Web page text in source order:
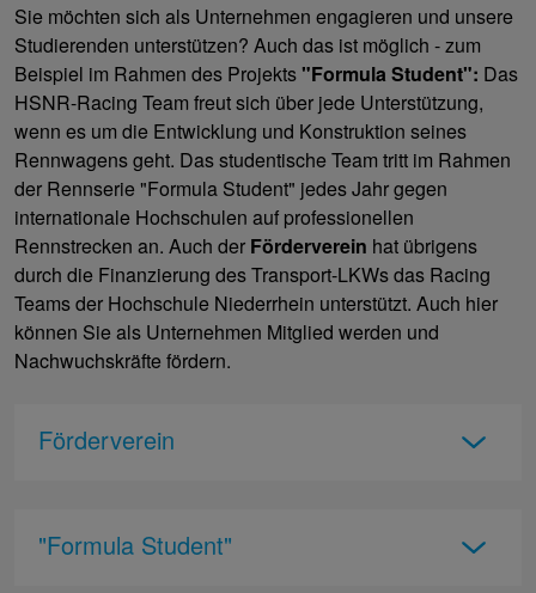
Sie möchten sich als Unternehmen engagieren und unsere
Studierenden unterstützen? Auch das ist möglich - zum
Beispiel im Rahmen des Projekts"Formula Student": Das
HSNR-Racing Team freut sich über jede Unterstützung,
wenn es um die Entwicklung und Konstruktion seines
Rennwagens geht. Das studentische Team tritt im Rahmen
der Rennserie "Formula Student" jedes Jahr gegen
internationale Hochschulen auf professionellen
Rennstrecken an. Auch der Förderverein hat übrigens
durch die Finanzierung des Transport-LKWs das Racing
Teams der Hochschule Niederrhein unterstützt. Auch hier
können Sie als Unternehmen Mitglied werden und
Nachwuchskräfte fördern.
Förderverein
"Formula Student"